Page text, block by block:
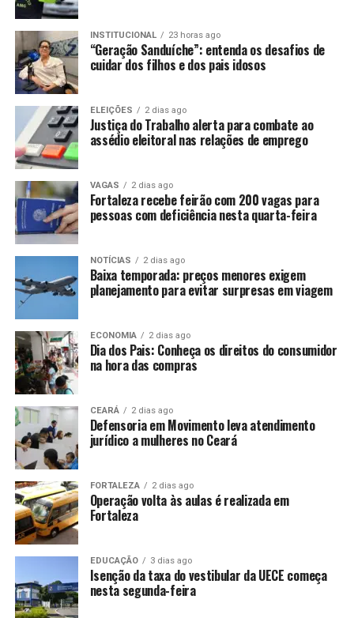
INSTITUCIONAL 23 horas ago
“Geração Sanduíche”: entenda os desafios de
cuidar dos filhos e dos pais idosos
ELEIÇÕES 2 dias ago
Justiça do Trabalho alerta para combate ao
assédio eleitoral nas relações de emprego
VAGAS 2 dias ago
Fortaleza recebe feirão com 200 vagas para
pessoas com deficiência nesta quarta-feira
NOTÍCIAS 2 dias ago
Baixa temporada: preços menores exigem
planejamento para evitar surpresas em viagem
ECONOMIA 2 dias ago
Dia dos Pais: Conheça os direitos do consumidor
na hora das compras
CEARÁ 2 dias ago
Defensoria em Movimento leva atendimento
jurídico a mulheres no Ceará
FORTALEZA 2 dias ago
Operação volta às aulas é realizada em
Fortaleza
EDUCAÇÃO 3 dias ago
Isenção da taxa do vestibular da UECE começa
nesta segunda-feira